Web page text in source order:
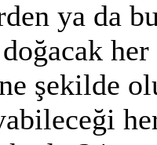
ya da
şekilde